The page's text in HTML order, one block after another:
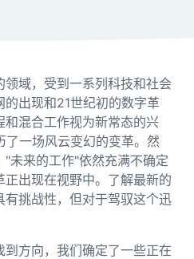
域，受到一系列科技和社会
出现和21世纪初的数字革
混合工作视为新常态的兴
了一场风云变幻的变革。然
未来的工作"依然充满不确定
出现在视野中。了解最新的
挑战性，但对于驾驭这个迅
方向，我们确定了一些正在